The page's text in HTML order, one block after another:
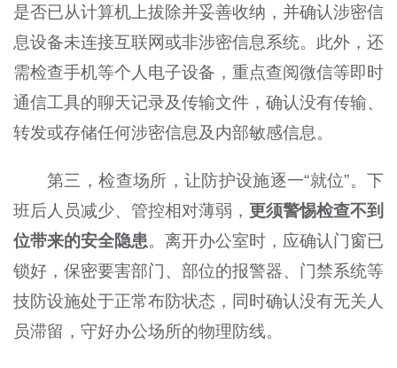
是否已从计算机上拔除并妥善收纳，并确认涉密信
息设备未连接互联网或非涉密信息系统。此外，还
需检查手机等个人电子设备，重点查阅微信等即时
通信工具的聊天记录及传输文件，确认没有传输、
转发或存储任何涉密信息及内部敏感信息。
第三，检查场所，让防护设施逐一“就位”。下
班后人员减少、管控相对薄弱， 更须警惕检查不到
位带来的安全隐患。离开办公室时，应确认门窗已
锁好，保密要害部门、部位的报警器、门禁系统等
技防设施处于正常布防状态，同时确认没有无关人
员滞留，守好办公场所的物理防线。